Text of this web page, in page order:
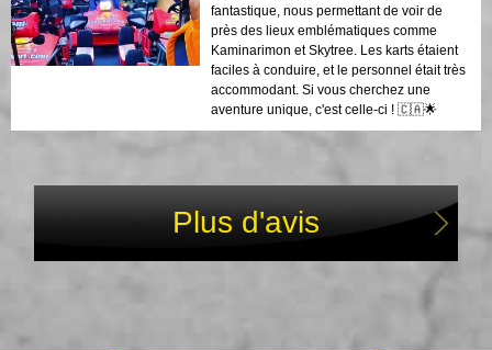
fantastique, nous permettant de voir de
près des lieux emblématiques comme
Kaminarimon et Skytree. Les karts étaient
faciles à conduire, et le personnel était très
accommodant. Si vous cherchez une
aventure unique, c'est celle-ci ! 🇨🇦🌟
Plus d'avis